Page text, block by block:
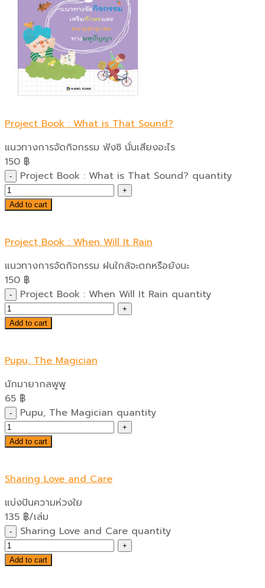
Project Book : What is That Sound?
แนวทางการจัดกิจกรรม ฟังซิ นั่นเสียงอะไร
150 ฿
Project Book : What is That Sound? quantity
Add to cart
Project Book : When Will It Rain
แนวทางการจัดกิจกรรม ฝนใกล้จะตกหรือยังนะ
150 ฿
Project Book : When Will It Rain quantity
Add to cart
Pupu, The Magician
นักมายากลพูพู
65 ฿
Pupu, The Magician quantity
Add to cart
Sharing Love and Care
แบ่งปันความห่วงใย
135 ฿/เล่ม
Sharing Love and Care quantity
Add to cart